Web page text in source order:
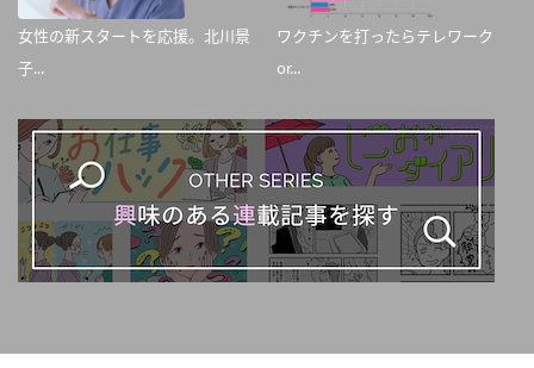
女性の新スタートを応援。北川景
子...
ワクチンを打ったらテレワーク
or...